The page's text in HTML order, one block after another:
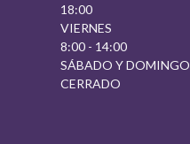
18:00
VIERNES
8:00 - 14:00
SÁBADO Y DOMINGO
CERRADO